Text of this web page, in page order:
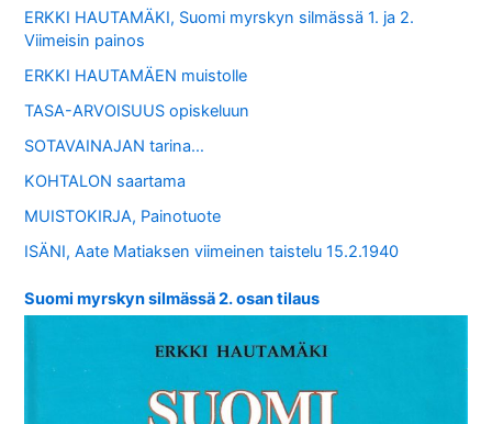
ERKKI HAUTAMÄKI, Suomi myrskyn silmässä 1. ja 2.
Viimeisin painos
ERKKI HAUTAMÄEN muistolle
TASA-ARVOISUUS opiskeluun
SOTAVAINAJAN tarina…
KOHTALON saartama
MUISTOKIRJA, Painotuote
ISÄNI, Aate Matiaksen viimeinen taistelu 15.2.1940
Suomi myrskyn silmässä 2. osan tilaus